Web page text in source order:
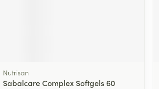
Nutrisan
Sabalcare Complex Softgels 60